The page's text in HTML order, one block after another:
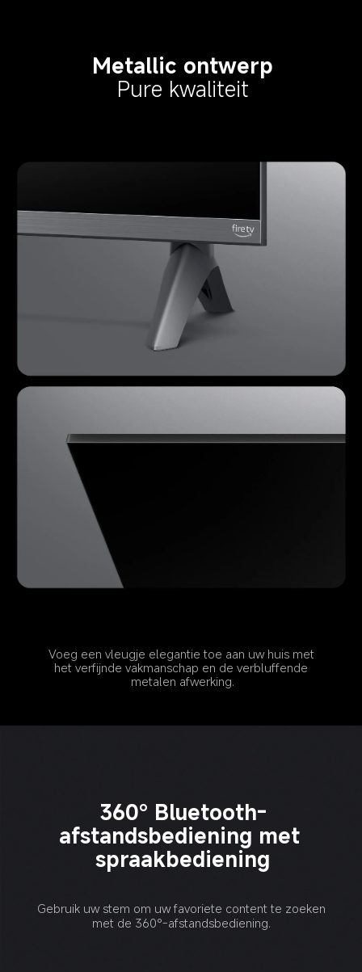
Metallic ontwerp
Pure kwaliteit
Voeg een vleugje elegantie toe aan uw huis met
het verfijnde vakmanschap en de verbluffende
metalen afwerking.
360° Bluetooth-
afstandsbediening met
spraakbediening
Gebruik uw stem om uw favoriete content te zoeken
met de 360°-afstandsbediening.